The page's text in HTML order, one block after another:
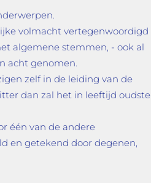
volmacht vertegenwoordigd
algemene stemmen, - ook al
acht genomen.
zelf in de leiding van de
dan zal het in leeftijd oudste
één van de andere
en getekend door degenen,